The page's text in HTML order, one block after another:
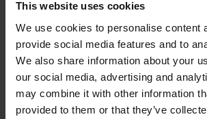
This website uses cookies
We use cookies to personalise content
provide social media features and to
We also share information about your
our social media, advertising and
may combine it with other information
provided to them or that they’ve